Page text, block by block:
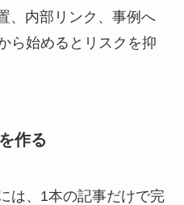
、内部リンク、事例へ
ら始めるとリスクを抑
作る
は、1本の記事だけで完